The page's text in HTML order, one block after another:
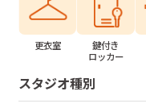
更衣室
鍵付き
ロッカー
スタジオ種別